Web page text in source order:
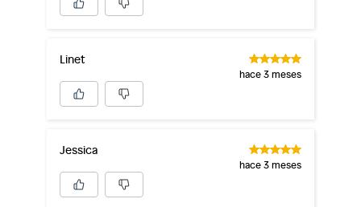
Linet
hace 3 meses
Jessica
hace 3 meses